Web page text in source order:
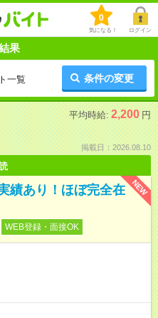
0
気になる！ ログイン
果
一覧 条件の変更
平均時給: 2,200 円
掲載日：2026.08.10
NEW
績あり！ほぼ完全在
WEB登録・面接OK